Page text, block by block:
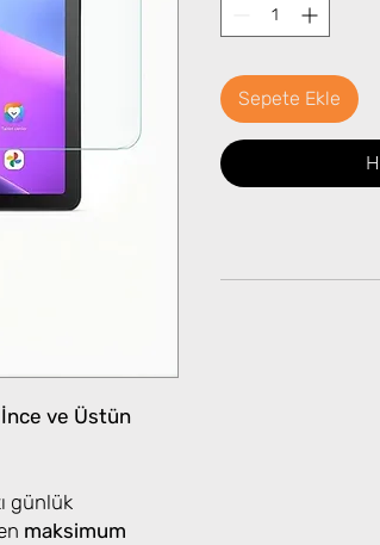
ve Üstün
günlük
maksimum
Sepete Ekle